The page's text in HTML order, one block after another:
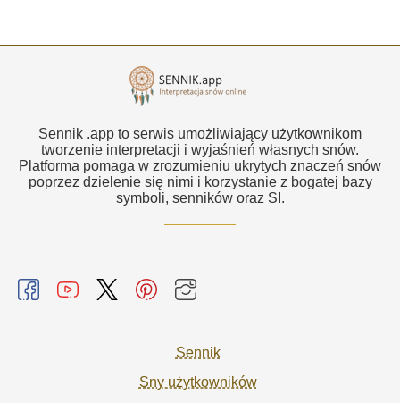
Sennik .app to serwis umożliwiający użytkownikom
tworzenie interpretacji i wyjaśnień własnych snów.
Platforma pomaga w zrozumieniu ukrytych znaczeń snów
poprzez dzielenie się nimi i korzystanie z bogatej bazy
symboli, senników oraz SI.
Sennik
Sny użytkowników